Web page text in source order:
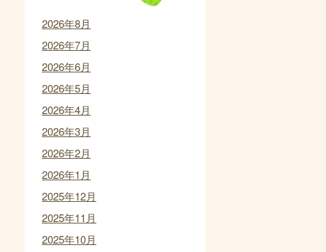
2026年8月
2026年7月
2026年6月
2026年5月
2026年4月
2026年3月
2026年2月
2026年1月
2025年12月
2025年11月
2025年10月